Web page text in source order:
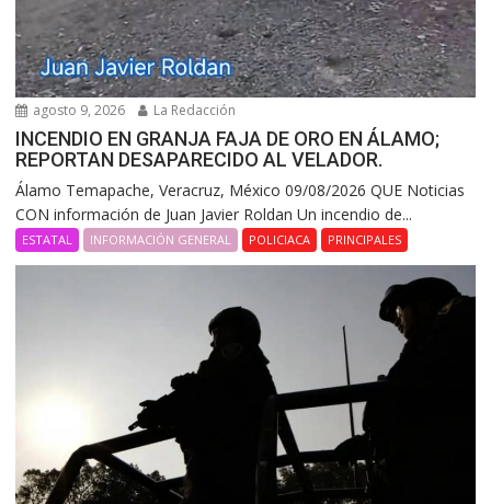
agosto 9, 2026 La Redacción
INCENDIO EN GRANJA FAJA DE ORO EN ÁLAMO;
REPORTAN DESAPARECIDO AL VELADOR.
Álamo Temapache, Veracruz, México 09/08/2026 QUE Noticias
CON información de Juan Javier Roldan Un incendio de...
ESTATAL INFORMACIÓN GENERAL POLICIACA PRINCIPALES